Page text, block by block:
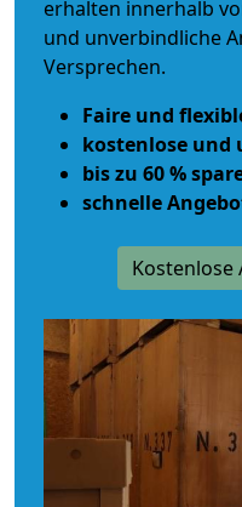
erhalten innerhalb
und unverbindliche
Versprechen.
Faire und
kostenlose und
bis zu 60 %
schnelle
Kostenlose